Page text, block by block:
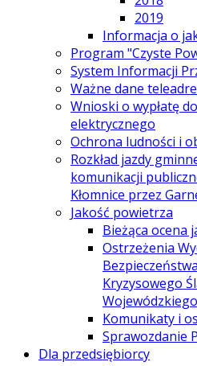
2019
Informacja o
Program "Czyste
System Informacji
Ważne dane
Wnioski o wypłatę
elektrycznego
Ochrona ludności i
Rozkład jazdy
komunikacji
Kłomnice przez
Jakość powietrza
Bieżąca ocena
Ostrzeżenia
Kryzysowego
Wojewódzkiego
Komunikaty i
Sprawozdanie
Dla przedsiębiorcy